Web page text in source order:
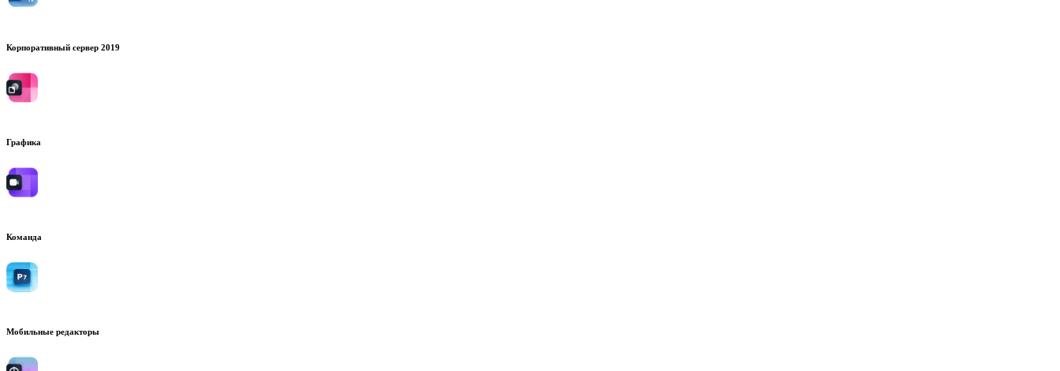
Корпоративный сервер 2019
Графика
Команда
Мобильные редакторы